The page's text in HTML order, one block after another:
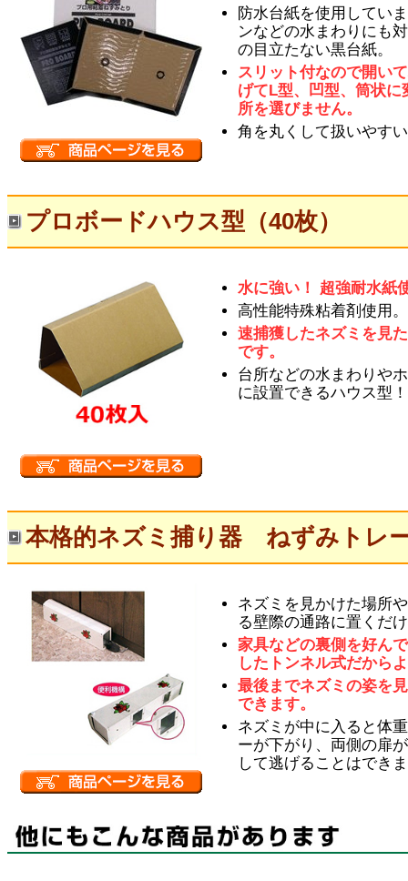
防水台紙を使用してい
ンなどの水まわりにも
の目立たない黒台紙。
スリット付なので開い
げてL型、凹型、筒状に
所を選びません。
角を丸くして扱いやす
プロボードハウス型（40枚）
水に強い！ 超強耐水紙
高性能特殊粘着剤使用
速捕獲したネズミを見
です。
台所などの水まわりや
に設置できるハウス型！
本格的ネズミ捕り器 ねずみトレ
ネズミを見かけた場所
る壁際の通路に置くだ
家具などの裏側を好ん
したトンネル式だから
最後までネズミの姿を
できます。
ネズミが中に入ると体
ーが下がり、両側の扉
して逃げることはでき